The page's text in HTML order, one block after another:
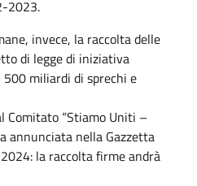
2023.
invece, la raccolta delle
di legge di iniziativa
500 miliardi di sprechi e
Comitato “Stiamo Uniti –
annunciata nella Gazzetta
la raccolta firme andrà